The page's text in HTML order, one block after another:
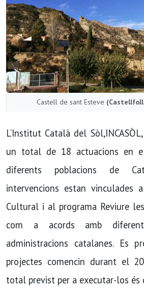
Castell de sant Esteve
L’Institut Català del
un total de 18 actuacions en
diferents poblacions de
intervencions estan vinculades
Cultural i al programa Reviure
com a acords amb
administracions catalanes. Es
projectes comencin durant el
total previst per a executar-los és